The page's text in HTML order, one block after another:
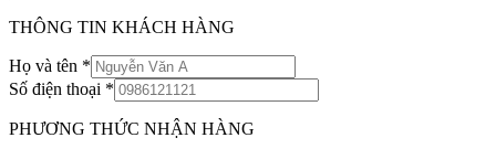
THÔNG TIN KHÁCH HÀNG
Họ và tên *
Số điện thoại *
PHƯƠNG THỨC NHẬN HÀNG